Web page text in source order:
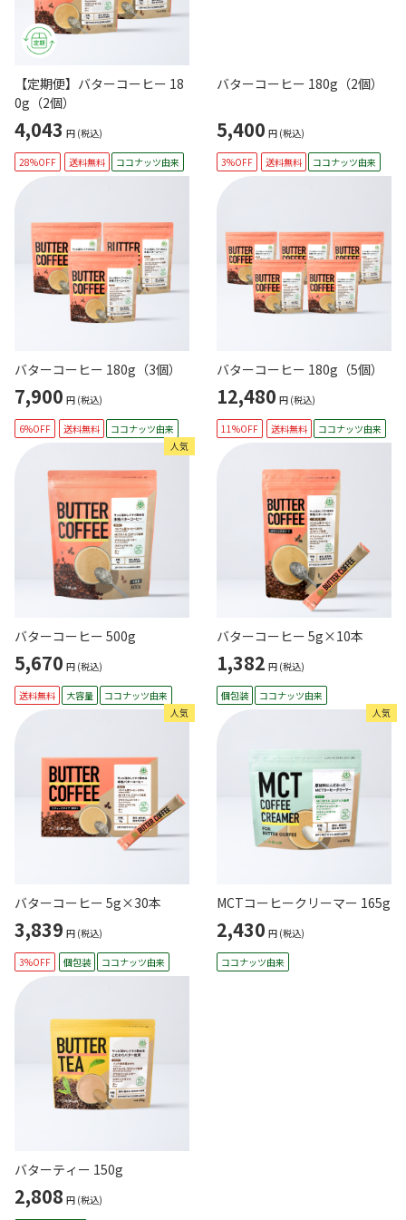
【定期便】バターコーヒー 18
0g（2個）
4,043 円 (税込)
28%OFF 送料無料 ココナッツ由来
バターコーヒー 180g（2個）
5,400 円 (税込)
3%OFF 送料無料 ココナッツ由来
バターコーヒー 180g（3個）
7,900 円 (税込)
6%OFF 送料無料 ココナッツ由来
バターコーヒー 180g（5個）
12,480 円 (税込)
11%OFF 送料無料
ココナッツ由来
人気
バターコーヒー 500g
5,670 円 (税込)
送料無料 大容量 ココナッツ由来
バターコーヒー 5g×10本
1,382 円 (税込)
個包装
ココナッツ由来
人気
バターコーヒー 5g×30本
3,839 円 (税込)
3%OFF 個包装 ココナッツ由来
人気
MCTコーヒークリーマー 165g
2,430 円 (税込)
ココナッツ由来
バターティー 150g
2,808 円 (税込)